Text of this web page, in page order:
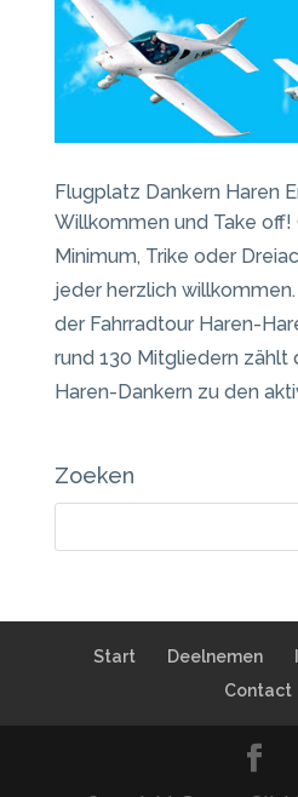
Flugplatz Dankern Haren
Willkommen und Take off!
Minimum, Trike oder
jeder herzlich
der Fahrradtour Haren-
rund 130 Mitgliedern zählt
Haren-Dankern zu den
Zoeken
Start Deelnemen
Contact